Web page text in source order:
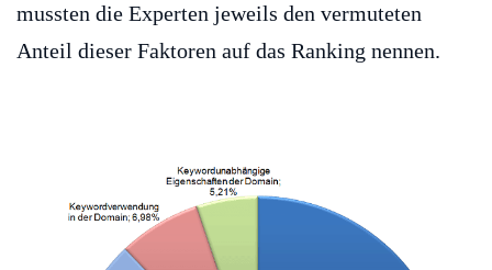
mussten die Experten jeweils den vermuteten
Anteil dieser Faktoren auf das Ranking nennen.